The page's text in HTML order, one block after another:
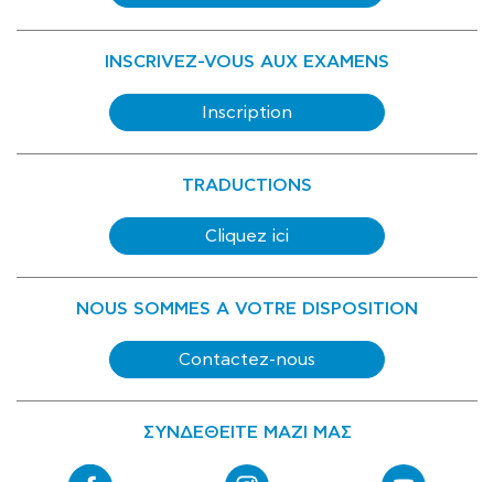
INSCRIVEZ-VOUS AUX EXAMENS
Inscription
TRADUCTIONS
Cliquez ici
NOUS SOMMES A VOTRE DISPOSITION
Contactez-nous
ΣΥΝΔΕΘΕΙΤΕ ΜΑΖΙ ΜΑΣ